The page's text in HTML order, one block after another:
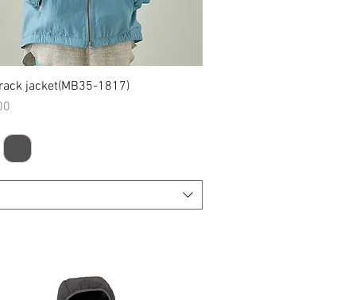
クイックビュー
jacket(MB35-1817)